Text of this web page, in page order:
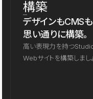
構築
デザインもCMS
思い通りに構築。
高い表現力を持つ
Webサイトを構築しましょ